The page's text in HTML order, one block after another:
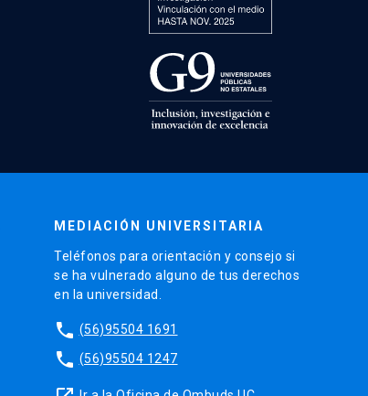
MEDIACIÓN UNIVERSITARIA
Teléfonos para orientación y consejo si
se ha vulnerado alguno de tus derechos
en la universidad.
phone (56)95504 1691
phone (56)95504 1247